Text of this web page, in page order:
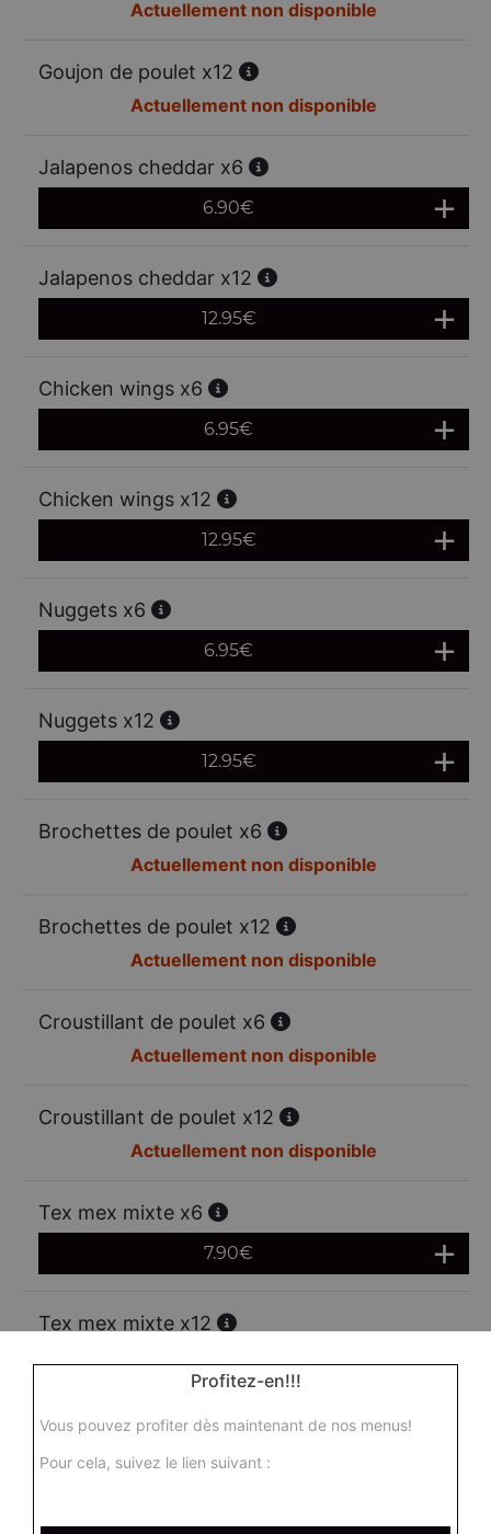
Actuellement non disponible
Goujon de poulet x12
Actuellement non disponible
Jalapenos cheddar x6
6.90€
Jalapenos cheddar x12
12.95€
Chicken wings x6
6.95€
Chicken wings x12
12.95€
Nuggets x6
6.95€
Nuggets x12
12.95€
Brochettes de poulet x6
Actuellement non disponible
Brochettes de poulet x12
Actuellement non disponible
Croustillant de poulet x6
Actuellement non disponible
Croustillant de poulet x12
Actuellement non disponible
Tex mex mixte x6
7.90€
Tex mex mixte x12
13.00€
Mozzarella sticks x6
6.95 €
Profitez-en!!!
Vous pouvez profiter dès maintenant de nos menus!
Pour cela, suivez le lien suivant :